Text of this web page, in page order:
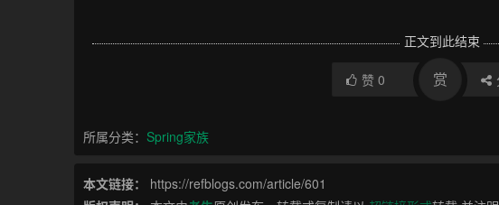
正文到此结束
赞0 赏
所属分类： Spring家族
本文链接：
https://refblogs.com/article/601